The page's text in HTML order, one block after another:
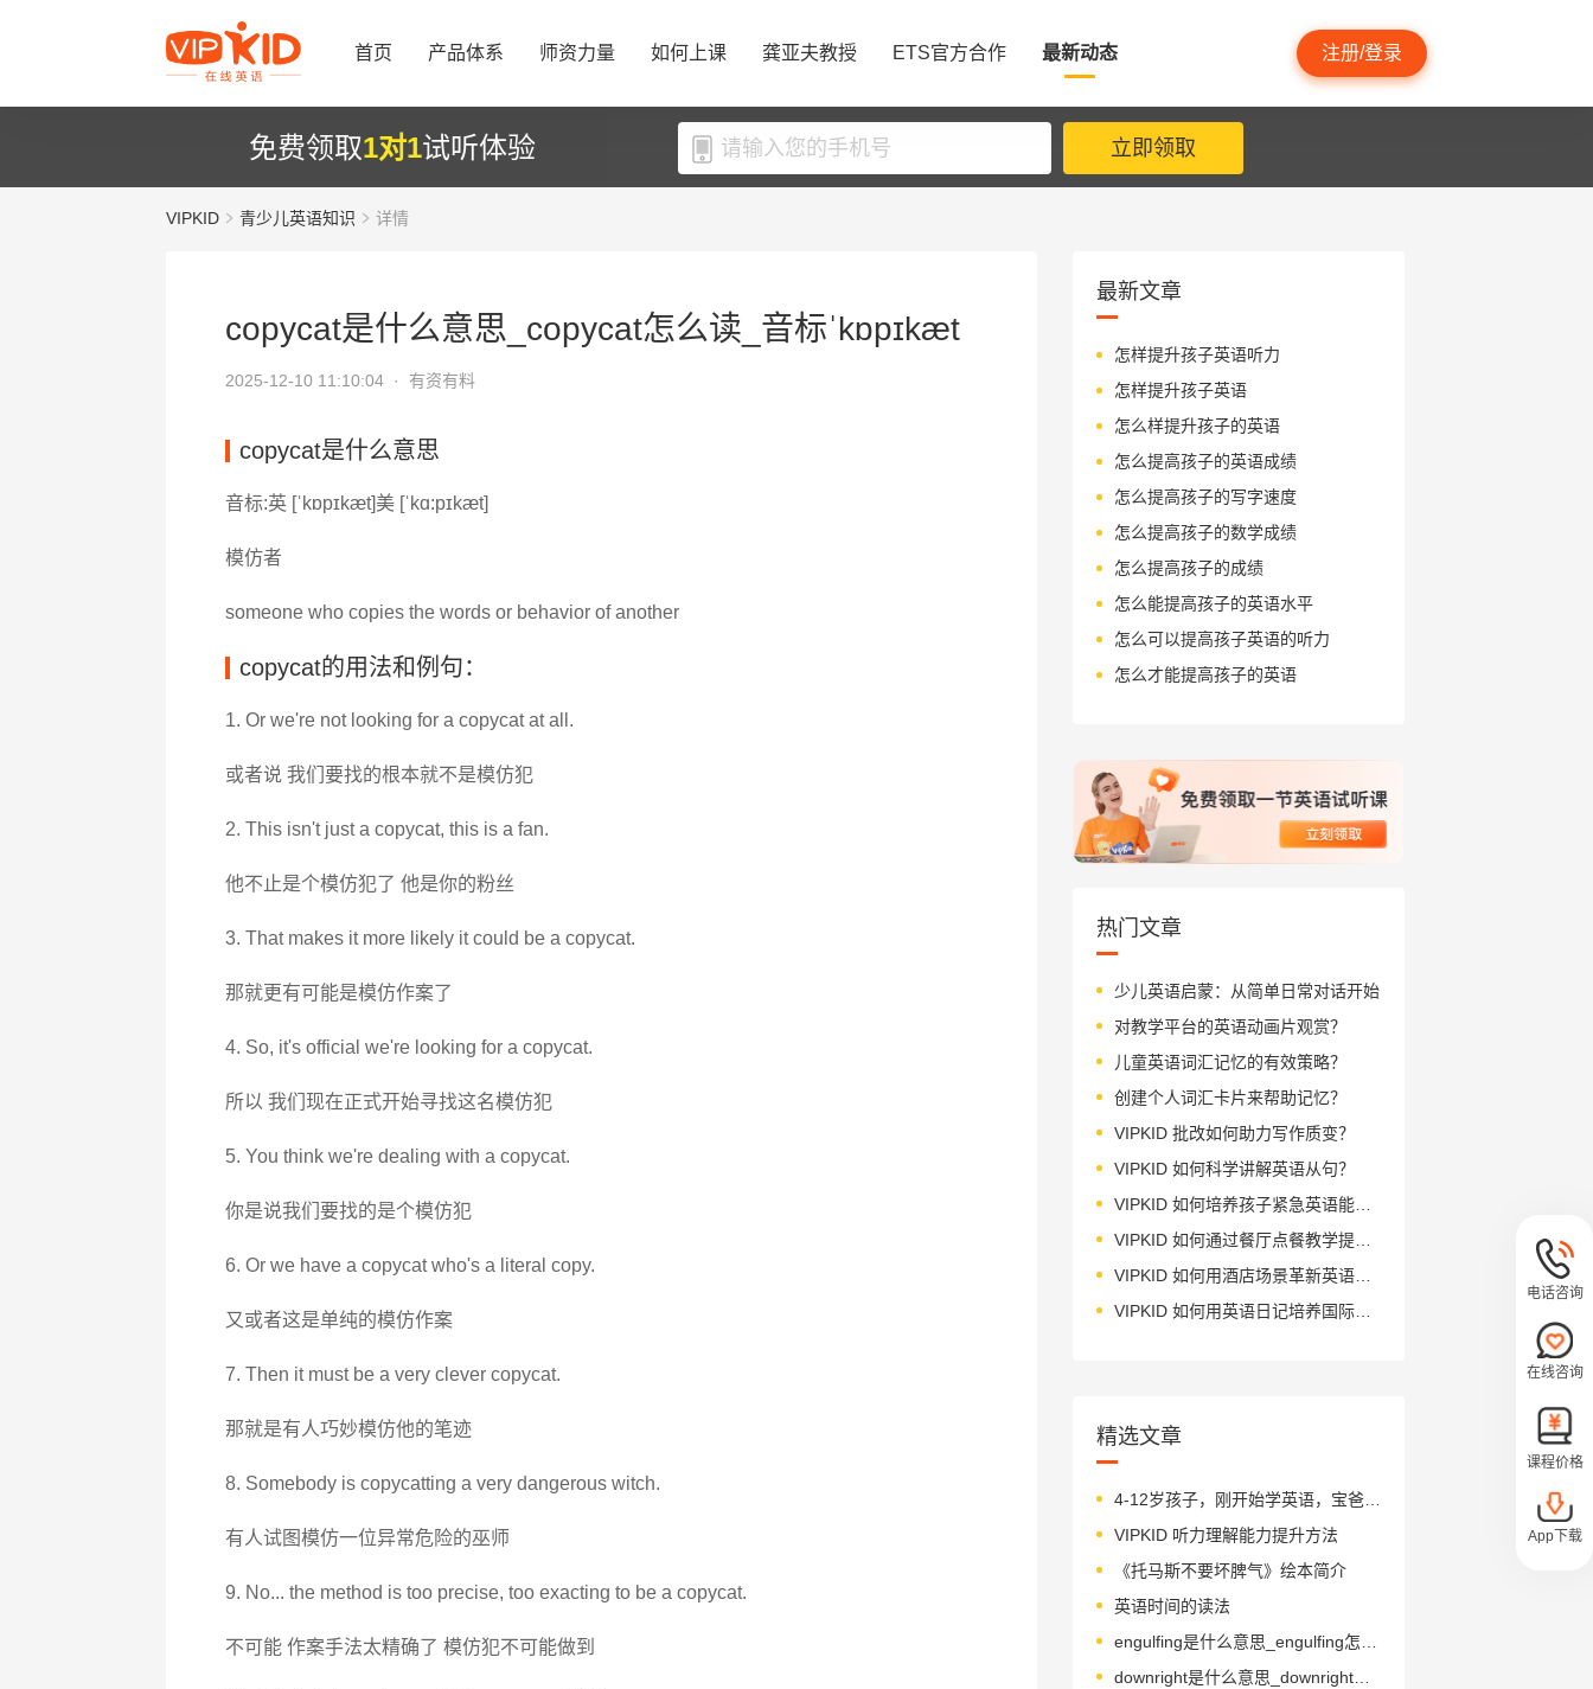
首页 产品体系 师资力量 如何上课 龚亚夫教授 ETS官方合作 最新动态 注册/登录
免费领取1对1试听体验 立即领取
VIPKID 青少儿英语知识 详情
copycat是什么意思_copycat怎么读_音标ˈkɒpɪkæt
2025-12-10 11:10:04 · 有资有料
copycat是什么意思
音标:英 [ˈkɒpɪkæt]美 [ˈkɑ:pɪkæt]
模仿者
someone who copies the words or behavior of another
copycat的用法和例句：
1. Or we're not looking for a copycat at all.
或者说 我们要找的根本就不是模仿犯
2. This isn't just a copycat, this is a fan.
他不止是个模仿犯了 他是你的粉丝
3. That makes it more likely it could be a copycat.
那就更有可能是模仿作案了
4. So, it's official we're looking for a copycat.
所以 我们现在正式开始寻找这名模仿犯
5. You think we're dealing with a copycat.
你是说我们要找的是个模仿犯
6. Or we have a copycat who's a literal copy.
又或者这是单纯的模仿作案
7. Then it must be a very clever copycat.
那就是有人巧妙模仿他的笔迹
8. Somebody is copycatting a very dangerous witch.
有人试图模仿一位异常危险的巫师
9. No... the method is too precise, too exacting to be a copycat.
不可能 作案手法太精确了 模仿犯不可能做到
最新文章
怎样提升孩子英语听力
怎样提升孩子英语
怎么样提升孩子的英语
怎么提高孩子的英语成绩
怎么提高孩子的写字速度
怎么提高孩子的数学成绩
怎么提高孩子的成绩
怎么能提高孩子的英语水平
怎么可以提高孩子英语的听力
怎么才能提高孩子的英语
热门文章
少儿英语启蒙：从简单日常对话开始
对教学平台的英语动画片观赏？
儿童英语词汇记忆的有效策略？
创建个人词汇卡片来帮助记忆？
VIPKID 批改如何助力写作质变？
VIPKID 如何科学讲解英语从句？
VIPKID 如何培养孩子紧急英语能力？
VIPKID 如何通过餐厅点餐教学提升少儿英语应用能力？
VIPKID 如何用酒店场景革新英语教学？
VIPKID 如何用英语日记培养国际化人才？
精选文章
4-12岁孩子，刚开始学英语，宝爸宝妈容易忽略哪些事？（6条实用建议）
VIPKID 听力理解能力提升方法
《托马斯不要坏脾气》绘本简介
英语时间的读法
downright是什么意思_downright怎么读_音标ˈdaʊnraɪt
电话咨询
在线咨询
课程价格
App下载